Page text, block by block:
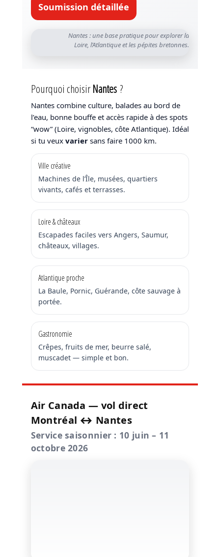
Soumission détaillée
Nantes : une base pratique pour explorer la
Loire, l’Atlantique et les pépites bretonnes.
Pourquoi choisirNantes?
Nantes combine culture, balades au bord de
l’eau, bonne bouffe et accès rapide à des spots
“wow” (Loire, vignobles, côte Atlantique). Idéal
si tu veux variersans faire 1000 km.
Ville créative
Machines de l’Île, musées, quartiers
vivants, cafés et terrasses.
Loire & châteaux
Escapades faciles vers Angers, Saumur,
châteaux, villages.
Atlantique proche
La Baule, Pornic, Guérande, côte sauvage à
portée.
Gastronomie
Crêpes, fruits de mer, beurre salé,
muscadet — simple et bon.
Air Canada — vol direct
Montréal ↔ Nantes
Service saisonnier : 10 juin – 11
octobre 2026